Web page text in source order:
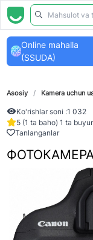
Online mahalla
(SSUDA)
Asosiy / Kamera uchun
Ko'rishlar soni :1 032
5 (1 ta baho) 1 ta
Tanlanganlar